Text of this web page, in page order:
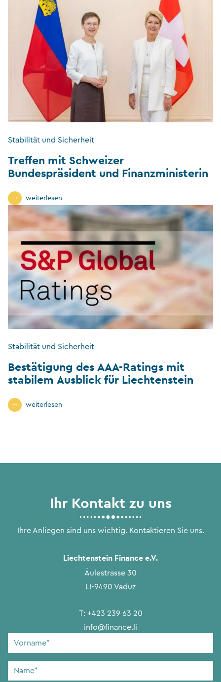
Stabilität und Sicherheit
Treffen mit Schweizer
Bundespräsident und Finanzministerin
weiterlesen
Stabilität und Sicherheit
Bestätigung des AAA-Ratings mit
stabilem Ausblick für Liechtenstein
weiterlesen
Ihr Kontakt zu uns
Ihre Anliegen sind uns wichtig. Kontaktieren Sie uns.
Liechtenstein Finance e.V.
Äulestrasse 30
LI-9490 Vaduz
T: +423 239 63 20
info@finance.li
Vorname
Name